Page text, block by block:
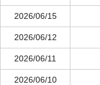
2026/06/15
2026/06/12
2026/06/11
2026/06/10